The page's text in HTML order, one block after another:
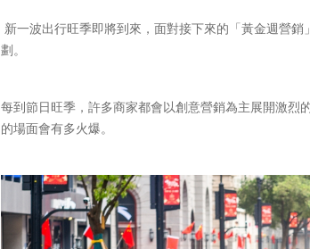
新一波出行旺季即將到來，面對接下來的「黃金週營
劃。
每到節日旺季，許多商家都會以創意營銷為主展開激烈
的場面會有多火爆。